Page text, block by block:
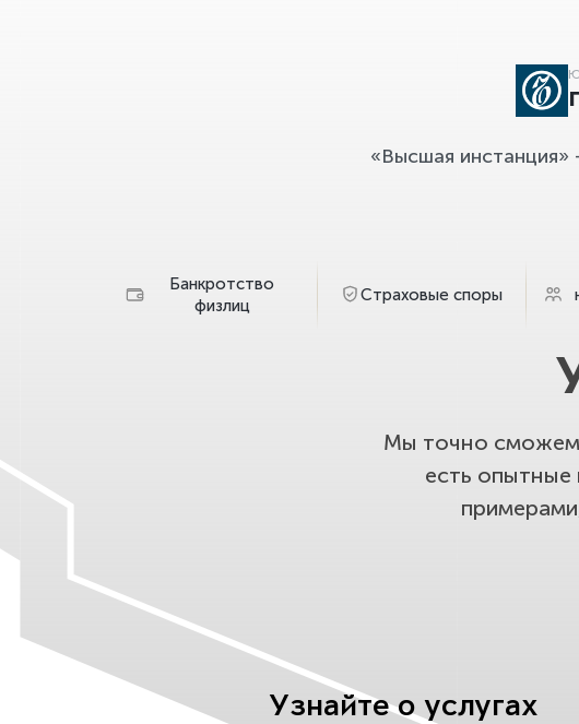
«Высшая инстанция»
Банкротство
физлиц
Страховые споры
Мы точно сможем
есть
Узнайте о услугах